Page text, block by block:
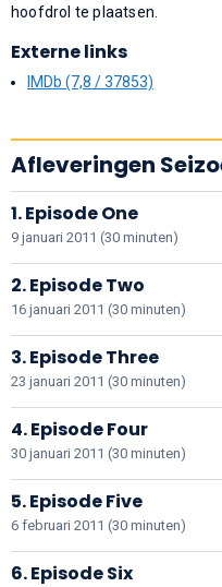
hoofdrol te plaatsen.
Externe links
IMDb (7,8 / 37853)
Afleveringen
1. Episode One
9 januari 2011 (30 minuten)
2. Episode Two
16 januari 2011 (30 minuten)
3. Episode Three
23 januari 2011 (30 minuten)
4. Episode Four
30 januari 2011 (30 minuten)
5. Episode Five
6 februari 2011 (30 minuten)
6. Episode Six